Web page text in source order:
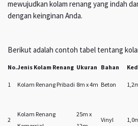
mewujudkan kolam renang yang indah
dengan keinginan Anda.
Berikut adalah contoh tabel tentang
No.Jenis Kolam Renang Ukuran Bahan
1 Kolam Renang Pribadi 8m x 4m Beton
2
Kolam Renang
25m x
Vinyl